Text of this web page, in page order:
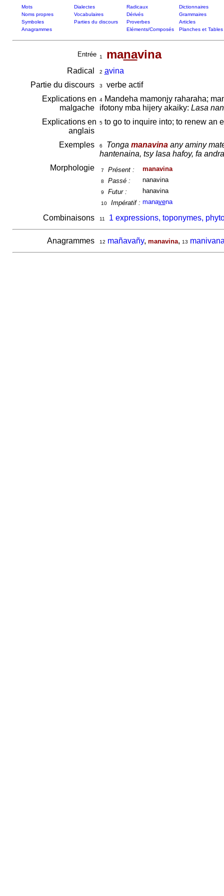
Mots Dialectes Radicaux
Dictionnaires
Noms propres
Vocabulaires Dérivés
Grammaires
Symboles
Parties du discours Proverbes
Articles
Anagrammes
Eléments/Composés Planches et Tables
Entrée 1 manavina
Radical 2 avina
Partie du discours
3
verbe actif
Explications en
malgache
4Mandeha mamonjy raharaha;
ifotony mba hijery akaiky: Lasa
Explications en
anglais
5to go to inquire into; to renew an
Exemples 6 Tonga manavinaany aminy
hantenaina, tsy Iasa hafoy, fa
Morphologie
7 Présent : manavina
8 Passé : nanavina
9 Futur : hanavina
10 Impératif : manavena
Combinaisons 11 1 expressions, toponymes,
Anagrammes 12 mañavañy, manavina, 13